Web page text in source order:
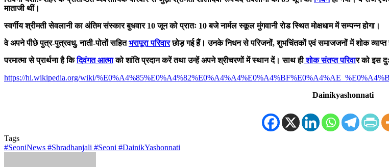
माताजी थीं।
स्वर्गीय श्रीमती सेवलानी का अंतिम संस्कार बुधवार 10 जून को प्रातः 10 बजे नार्मल स्कूल मुंगवानी रोड स्थित मोक्षधाम में सम्पन्न होगा।
वे अपने पीछे पुत्र-पुत्रवधु, नाती-पोतों सहितभरापूरा परिवारछोड़ गई हैं। उनके निधन से परिजनों, शुभचिंतकों एवं समाजजनों में शोक व्याप्त
परमात्मा से प्रार्थना है किदिवंगत आत्माको शांति प्रदान करें तथा उन्हें अपने श्रीचरणों में स्थान दें। साथ हीशोक संतप्त परिवार को इस
https://hi.wikipedia.org/wiki/
Dainikyashonnati
Tags
#SeoniNews #Shradhanjali #Seoni #DainikYashonnati